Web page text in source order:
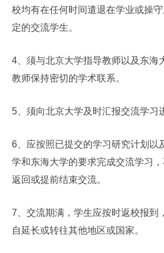
校均有在任何时间遣退在学业或操
定的交流学生。
4 、须与北京大学指导教师以及东海
教师保持密切的学术联系。
5 、须向北京大学及时汇报交流学习
6 、应按照已提交的学习研究计划以
学和东海大学的要求完成交流学习
返回或提前结束交流。
7 、交流期满，学生应按时返校报到
自延长或转往其他地区或国家。